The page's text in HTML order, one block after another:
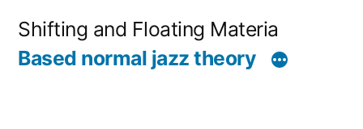
Shifting and Floating Materia
Based normal jazz theory